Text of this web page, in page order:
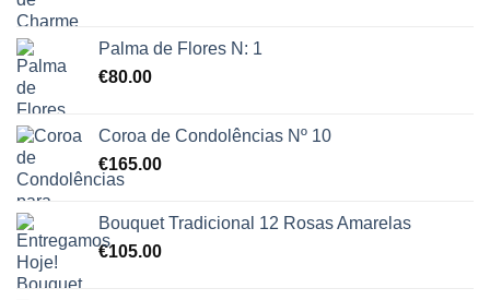
Palma de Flores N: 1
€80.00
Coroa de Condolências Nº 10
€165.00
Bouquet Tradicional 12 Rosas Amarelas
€105.00